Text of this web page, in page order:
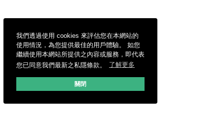
我們透過使用 cookies 來評估您在本網站的
使用情況，為您提供最佳的用戶體驗。 如您
繼續使用本網站所提供之內容或服務，即代表
您已同意我們最新之私隱條款。
了解更多
關閉